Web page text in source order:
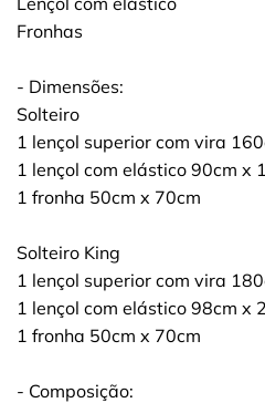
Fronhas
- Dimensões:
Solteiro
1 lençol superior com vira
1 lençol com elástico 90cm x
1 fronha 50cm x 70cm
Solteiro King
1 lençol superior com vira
1 lençol com elástico 98cm x
1 fronha 50cm x 70cm
- Composição: